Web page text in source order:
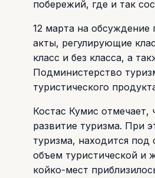
побережий, где и так
12 марта на обсуждение
акты, регулирующие
класс и без класса, а
Подминистерство
туристического
Костас Кумис отмечает,
развитие туризма. При
туризма, находится
объем туристической и
койко-мест